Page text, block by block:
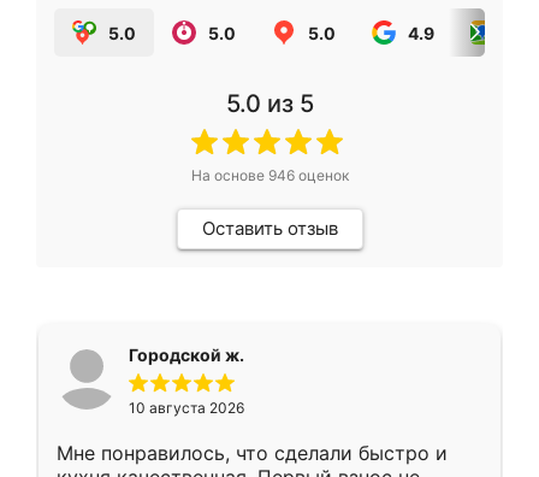
5.0 5.0 5.0 4.9
5.0 из 5
На основе 946оценок
Оставить отзыв
Городской ж.
10 августа 2026
Мне понравилось, что сделали быстро и